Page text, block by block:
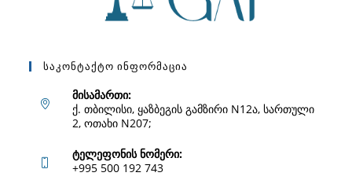
Საკონტაქტო Ინფორმაცია
მისამართი:
ქ. თბილისი, ყაზბეგის გამზირი N12ა, სართული
2, ოთახი N207;
ტელეფონის ნომერი:
+995 500 192 743